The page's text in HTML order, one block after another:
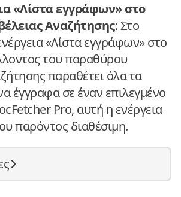
«Λίστα εγγράφων» στο
Αναζήτησης: Στο
«Λίστα εγγράφων» στο
του παραθύρου
παραθέτει όλα τα
έγγραφα σε έναν επιλεγμένο
Pro, αυτή η ενέργεια
παρόντος διαθέσιμη.